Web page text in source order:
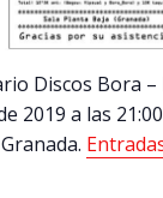
Discos Bora
2019 a las